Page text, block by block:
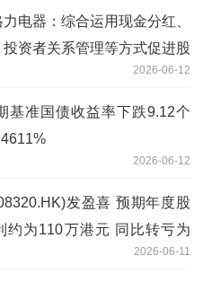
电器：综合运用现金分红、
投资者关系管理等方式促进股
2026-06-12
基准国债收益率下跌9.12个
2026-06-12
发盈喜 预期年度股
约为110万港元 同比转亏为
2026-06-11